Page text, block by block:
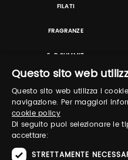
FILATI
FRAGRANZE
E-P SUMMIT
TUTORING
Questo sito web
Questo sito web utilizza i
navigazione. Per maggiori
cookie policy
Di seguito puoi selezionare le
accettare:
STRETTAMENTE